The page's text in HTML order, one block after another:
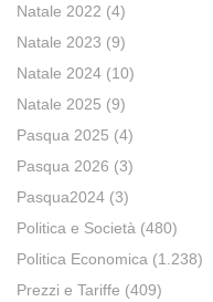
Natale 2022 (4)
Natale 2023 (9)
Natale 2024 (10)
Natale 2025 (9)
Pasqua 2025 (4)
Pasqua 2026 (3)
Pasqua2024 (3)
Politica e Società (480)
Politica Economica (1.238)
Prezzi e Tariffe (409)